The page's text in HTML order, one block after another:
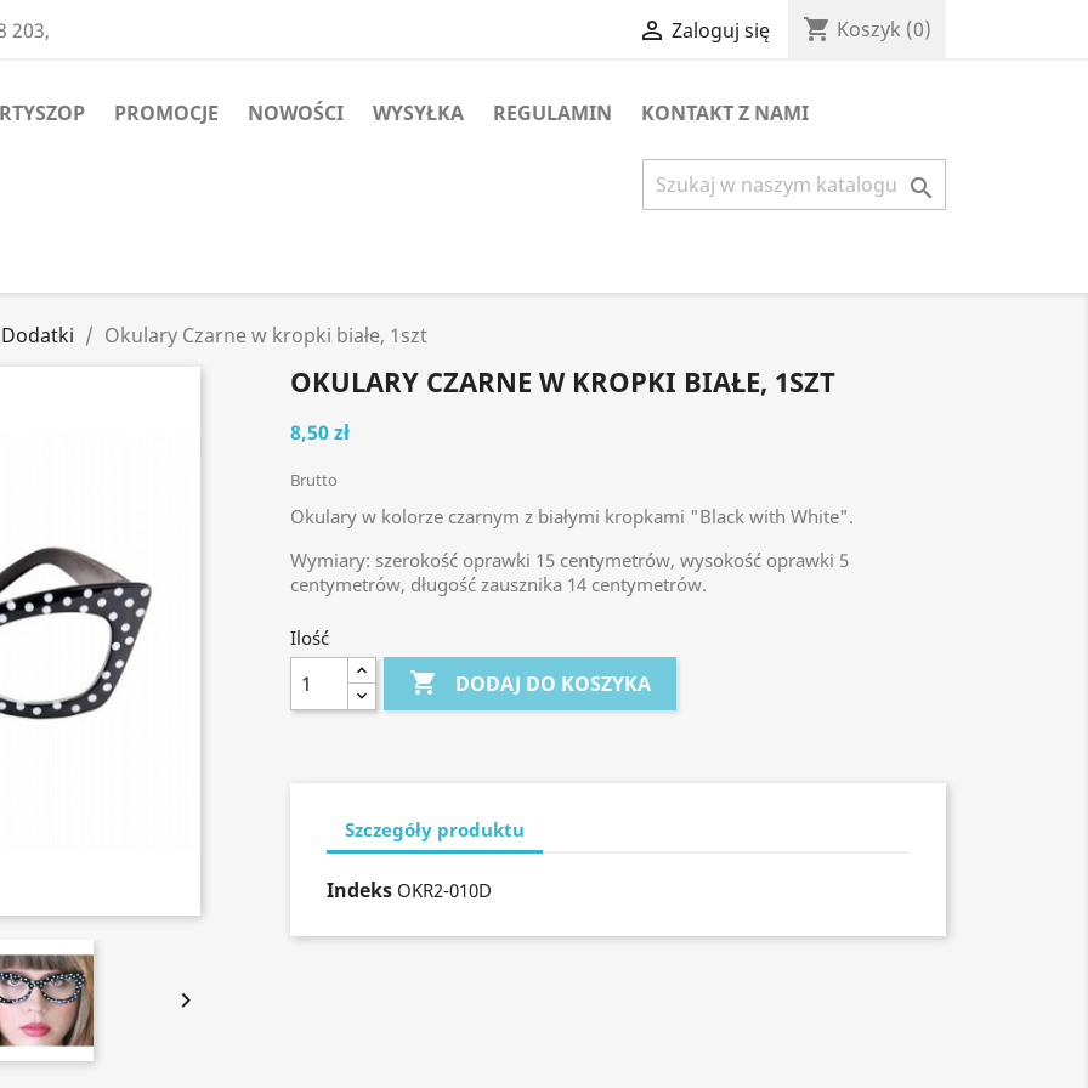
203,  Zaloguj się shopping_cart Koszyk (0)
PROMOCJE NOWOŚCI WYSYŁKA REGULAMIN KONTAKT Z NAMI

Okulary Czarne w kropki białe, 1szt

OKULARY CZARNE W KROPKI BIAŁE, 1SZT
8,50 zł
Brutto
Okulary w kolorze czarnym z białymi kropkami "Black with White".
Wymiary: szerokość oprawki 15 centymetrów, wysokość oprawki 5
centymetrów, długość zausznika 14 centymetrów.
Ilość
 DODAJ DO KOSZYKA
Szczegóły produktu
Indeks OKR2-010D